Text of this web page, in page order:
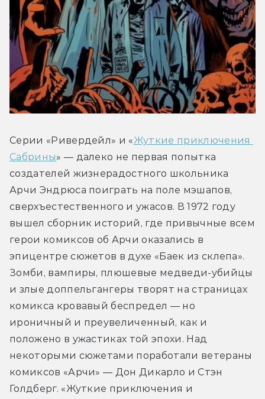
Серии «Ривердейл» и «Жуткие приключения
Сабрины» — далеко не первая попытка
создателей жизнерадостного школьника
Арчи Эндрюса поиграть на поле мэшапов,
сверхъестественного и ужасов. В 1972 году
вышел сборник историй, где привычные всем
герои комиксов об Арчи оказались в
эпицентре сюжетов в духе «Баек из склепа».
Зомби, вампиры, плюшевые медведи-убийцы
и злые доппельгангеры творят на страницах
комикса кровавый беспредел — но
ироничный и преувеличенный, как и
положено в ужастиках той эпохи. Над
некоторыми сюжетами поработали ветераны
комиксов «Арчи» — Дон Дикарло и Стэн
Голдберг. «Жуткие приключения и